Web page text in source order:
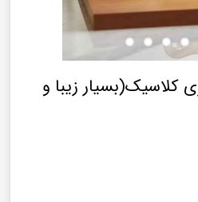
کلاسیک(بسیار زیبا و